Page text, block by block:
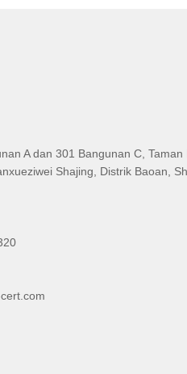
A dan 301 Bangunan C, Taman
Shajing, Distrik Baoan,